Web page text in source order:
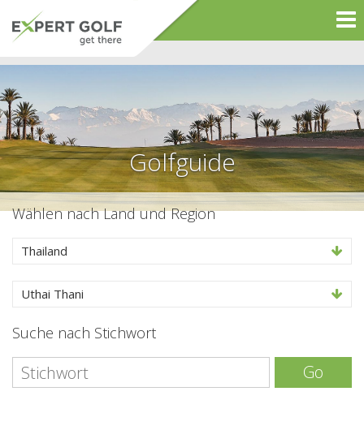
Golfguide
Wählen nach Land und Region
Thailand
Uthai Thani
Suche nach Stichwort
Go